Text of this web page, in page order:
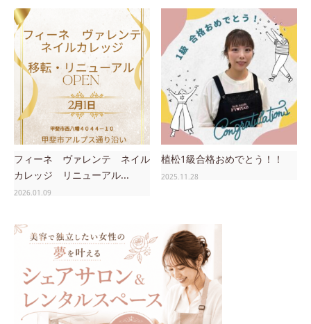
フィーネ ヴァレンテ ネイル
カレッジ リニューアル...
2026.01.09
植松1級合格おめでとう！！
2025.11.28